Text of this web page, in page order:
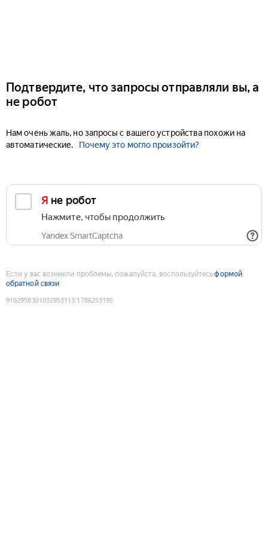
Подтвердите, что запросы отправляли вы, а
не робот
Нам очень жаль, но запросы с вашего устройства похожи на
автоматические.
Почему это могло произойти?
Я не робот
Нажмите, чтобы продолжить
Yandex SmartCaptcha
Если у вас возникли проблемы, пожалуйста, воспользуйтесьформой
обратной связи
9192958301032953113:1786253195